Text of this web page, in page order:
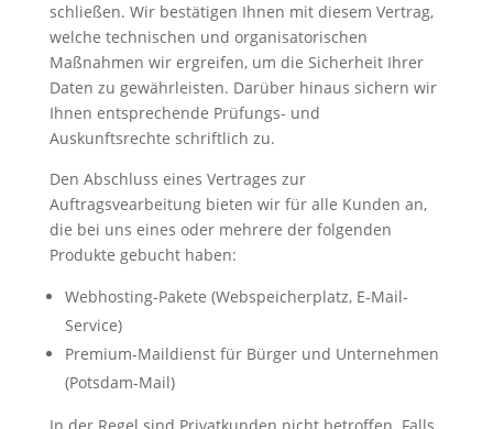
schließen. Wir bestätigen Ihnen mit diesem Vertrag,
welche technischen und organisatorischen
Maßnahmen wir ergreifen, um die Sicherheit Ihrer
Daten zu gewährleisten. Darüber hinaus sichern wir
Ihnen entsprechende Prüfungs- und
Auskunftsrechte schriftlich zu.
Den Abschluss eines Vertrages zur
Auftragsvearbeitung bieten wir für alle Kunden an,
die bei uns eines oder mehrere der folgenden
Produkte gebucht haben:
Webhosting-Pakete (Webspeicherplatz, E-Mail-
Service)
Premium-Maildienst für Bürger und Unternehmen
(Potsdam-Mail)